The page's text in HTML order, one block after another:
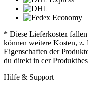
* Diese Lieferkosten
können weitere Kosten, z.
Eigenschaften der
du direkt in der
Hilfe & Support